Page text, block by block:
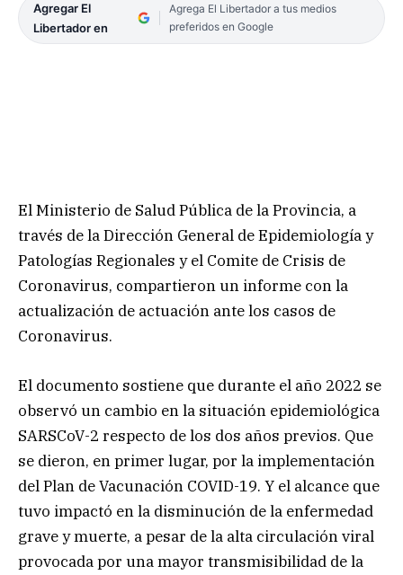
Agregar El
Libertador en
Agrega El Libertador a tus medios
preferidos en Google
El Ministerio de Salud Pública de la Provincia, a
través de la Dirección General de Epidemiología y
Patologías Regionales y el Comite de Crisis de
Coronavirus, compartieron un informe con la
actualización de actuación ante los casos de
Coronavirus.
El documento sostiene que durante el año 2022 se
observó un cambio en la situación epidemiológica
SARSCoV-2 respecto de los dos años previos. Que
se dieron, en primer lugar, por la implementación
del Plan de Vacunación COVID-19. Y el alcance que
tuvo impactó en la disminución de la enfermedad
grave y muerte, a pesar de la alta circulación viral
provocada por una mayor transmisibilidad de la